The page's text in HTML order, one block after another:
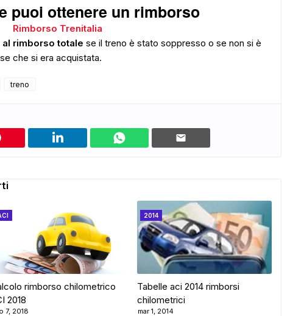
ADS
puoi ottenere un rimborso
Rimborso Trenitalia
al rimborso totale se il treno è stato soppresso o se non si è
che si era acquistata.
treno
rimborso chilometrico
2018
7, 2018
2014
Tabelle aci 2014 rimborsi
chilometrici
mar 1, 2014